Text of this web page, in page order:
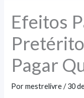
Efeitos
Pagar
Pormestrelivre/30